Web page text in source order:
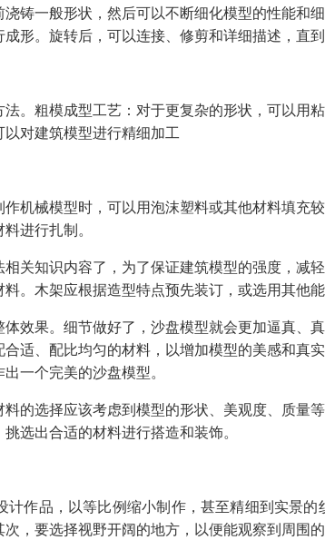
铸一般形状，然后可以不断细化模型的性能和
形。旋转后，可以连接、修剪和详细描述，直到
。粗模成型工艺：对于更复杂的形状，可以用
对建筑模型进行精细加工
机械模型时，可以用泡沫塑料或其他材料填充
进行扎制。
关知识内容了，为了保证建筑模型的强度，减
。木架应根据造型特点预先装订，或选用其他
效果。细节做好了，沙盘模型就会更加逼真、
适、配比均匀的材料，以增加模型的美感和真
一个完美的沙盘模型。
的选择应该考虑到模型的形状、美观度、质量
选出合适的材料进行搭造和装饰。
作品，以等比例缩小制作，甚至精细到实景
，要选择视野开阔的地方，以便能观察到周围